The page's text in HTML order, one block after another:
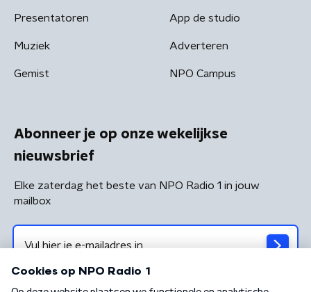
Presentatoren
Muziek
Gemist
App de studio
Adverteren
NPO Campus
Abonneer je op onze wekelijkse
nieuwsbrief
Elke zaterdag het beste van NPO Radio 1 in jouw
mailbox